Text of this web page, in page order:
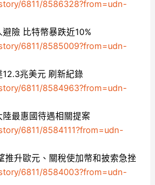
6811/8586328?from=udn-
險 比特幣暴跌近10%
6811/8585009?from=udn-
兆美元 刷新紀錄
6811/8584963?from=udn-
最惠國待遇相關提案
6811/8584111?from=udn-
推升歐元、關稅使加幣和披索急挫
6811/8584003?from=udn-